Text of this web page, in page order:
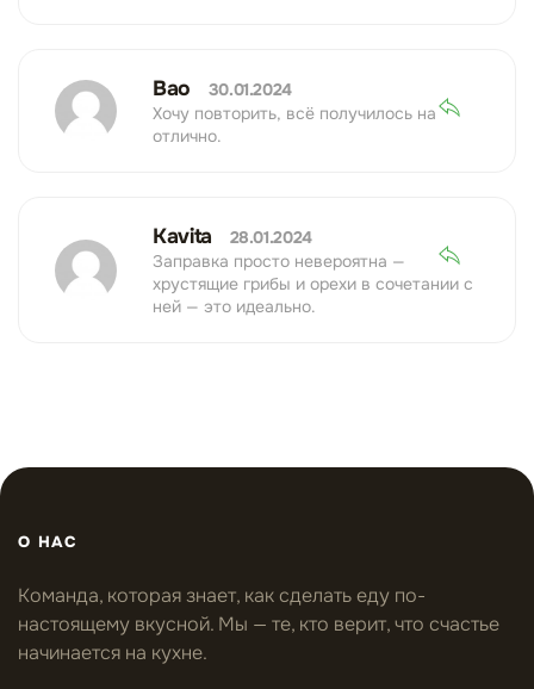
Bao
30.01.2024
Хочу повторить, всё получилось на
отлично.
Kavita
28.01.2024
Заправка просто невероятна —
хрустящие грибы и орехи в сочетании с
ней — это идеально.
О НАС
Команда, которая знает, как сделать еду по-
настоящему вкусной. Мы — те, кто верит, что счастье
начинается на кухне.